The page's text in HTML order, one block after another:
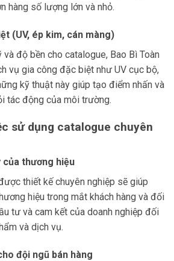
hàng số lượng lớn và nhỏ.
(UV, ép kim, cán màng)
độ bền cho catalogue, Bao Bì Toàn
vụ gia công đặc biệt như UV cục bộ,
kỹ thuật này giúp tạo điểm nhấn và
tác động của môi trường.
sử dụng catalogue chuyên
của thương hiệu
thiết kế chuyên nghiệp sẽ giúp
hiệu trong mắt khách hàng và đối
tư và cam kết của doanh nghiệp đối
và dịch vụ.
đội ngũ bán hàng